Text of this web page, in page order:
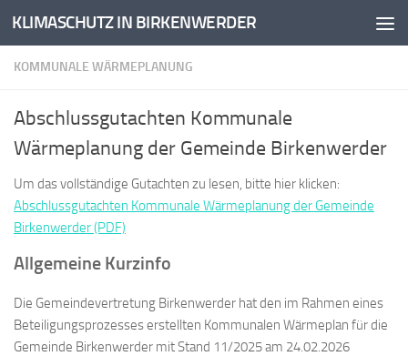
Zum Inhalt springen
KLIMASCHUTZ IN BIRKENWERDER
KOMMUNALE WÄRMEPLANUNG
Abschlussgutachten Kommunale
Wärmeplanung der Gemeinde Birkenwerder
Um das vollständige Gutachten zu lesen, bitte hier klicken:
Abschlussgutachten Kommunale Wärmeplanung der Gemeinde
Birkenwerder (PDF)
Allgemeine Kurzinfo
Die Gemeindevertretung Birkenwerder hat den im Rahmen eines
Beteiligungsprozesses erstellten Kommunalen Wärmeplan für die
Gemeinde Birkenwerder mit Stand 11/2025 am 24.02.2026